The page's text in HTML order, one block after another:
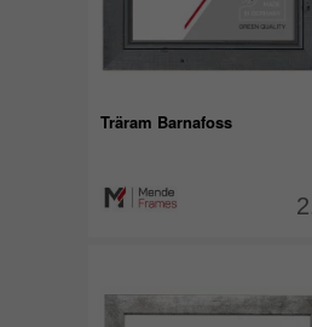
Träram Barnafoss